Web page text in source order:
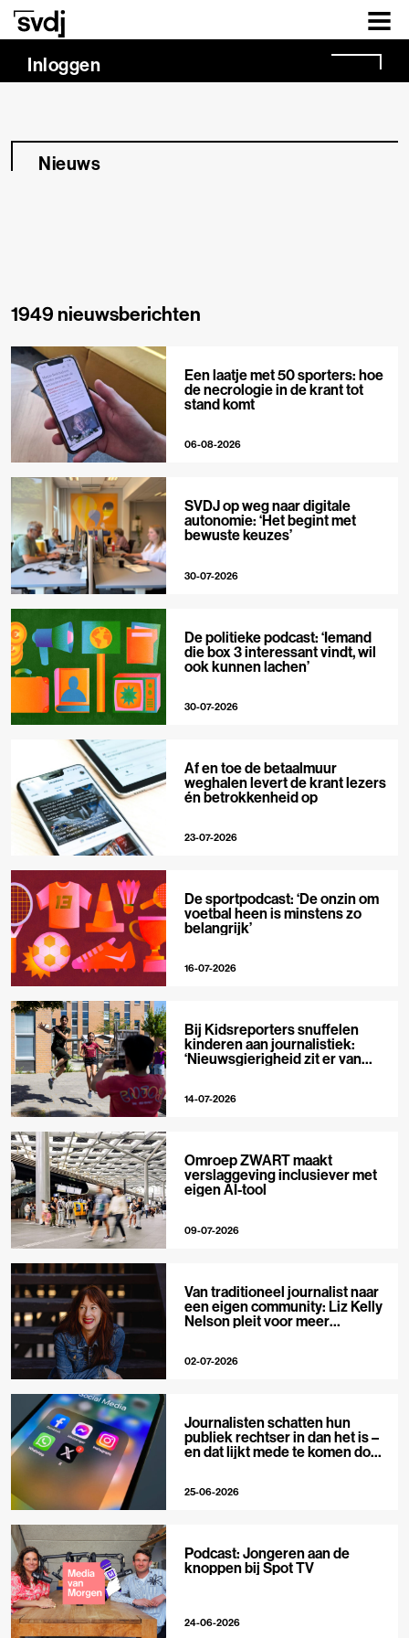
Naar hoofdinhoud
Inloggen
Nieuws
1949 nieuwsberichten
Een laatje met 50 sporters: hoe
de necrologie in de krant tot
stand komt
06-08-2026
SVDJ op weg naar digitale
autonomie: ‘Het begint met
bewuste keuzes’
30-07-2026
De politieke podcast: ‘Iemand
die box 3 interessant vindt, wil
ook kunnen lachen’
30-07-2026
Af en toe de betaalmuur
weghalen levert de krant lezers
én betrokkenheid op
23-07-2026
De sportpodcast: ‘De onzin om
voetbal heen is minstens zo
belangrijk’
16-07-2026
Bij Kidsreporters snuffelen
kinderen aan journalistiek:
‘Nieuwsgierigheid zit er van
14-07-2026
Omroep ZWART maakt
verslaggeving inclusiever met
eigen AI-tool
09-07-2026
Van traditioneel journalist naar
een eigen community: Liz Kelly
Nelson pleit voor meer
02-07-2026
Journalisten schatten hun
publiek rechtser in dan het is –
en dat lijkt mede te komen door
25-06-2026
Podcast: Jongeren aan de
knoppen bij Spot TV
24-06-2026